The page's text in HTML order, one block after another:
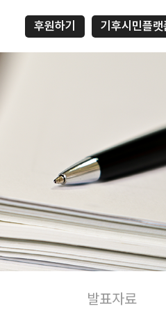
후원하기 기후시민플랫
발표자료